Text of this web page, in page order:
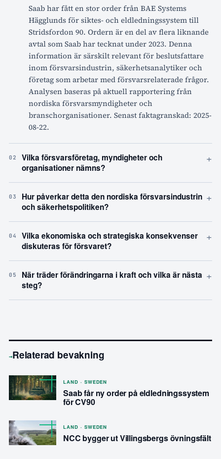
Saab har fått en stor order från BAE Systems
Hägglunds för siktes- och eldledningssystem till
Stridsfordon 90. Ordern är en del av flera liknande
avtal som Saab har tecknat under 2023. Denna
information är särskilt relevant för beslutsfattare
inom försvarsindustrin, säkerhetsanalytiker och
företag som arbetar med försvarsrelaterade frågor.
Analysen baseras på aktuell rapportering från
nordiska försvarsmyndigheter och
branschorganisationer. Senast faktagranskad: 2025-
08-22.
02
Vilka försvarsföretag, myndigheter och
organisationer nämns?
+
03
Hur påverkar detta den nordiska försvarsindustrin
och säkerhetspolitiken?
+
04
Vilka ekonomiska och strategiska konsekvenser
diskuteras för försvaret?
+
05
När träder förändringarna i kraft och vilka är nästa
steg?
+
→Relaterad bevakning
LAND · SWEDEN
Saab får ny order på eldledningssystem
för CV90
LAND · SWEDEN
NCC bygger ut Villingsbergs övningsfält